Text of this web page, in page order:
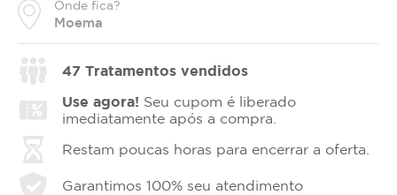
Onde fica?
Moema
47 Tratamentos vendidos
Use agora! Seu cupom é liberado
imediatamente após a compra.
Restam poucas horas para encerrar a oferta.
Garantimos 100% seu atendimento